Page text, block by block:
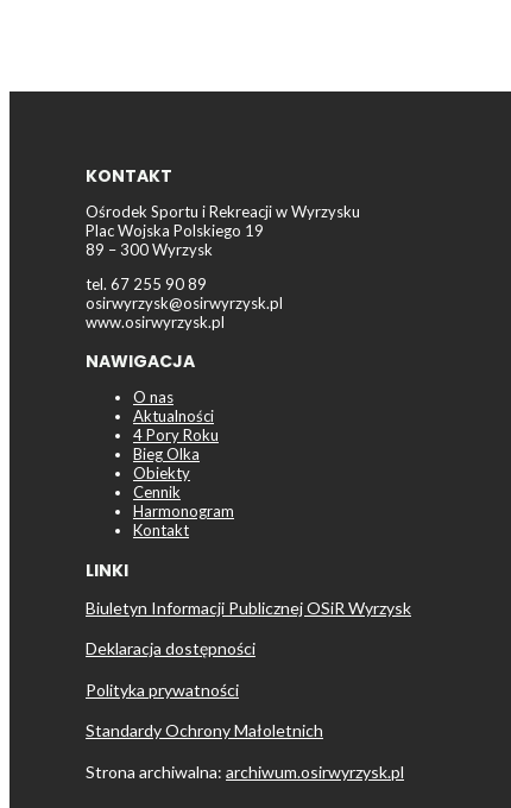
KONTAKT
Ośrodek Sportu i Rekreacji w Wyrzysku
Plac Wojska Polskiego 19
89 – 300 Wyrzysk
tel. 67 255 90 89
osirwyrzysk@osirwyrzysk.pl
www.osirwyrzysk.pl
NAWIGACJA
O nas
Aktualności
4 Pory Roku
Bieg Olka
Obiekty
Cennik
Harmonogram
Kontakt
LINKI
Biuletyn Informacji Publicznej OSiR Wyrzysk
Deklaracja dostępności
Polityka prywatności
Standardy Ochrony Małoletnich
Strona archiwalna: archiwum.osirwyrzysk.pl